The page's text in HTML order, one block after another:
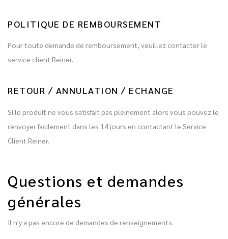
POLITIQUE DE REMBOURSEMENT
Pour toute demande de remboursement, veuillez contacter le
service client Reiner.
RETOUR / ANNULATION / ECHANGE
Si le produit ne vous satisfait pas pleinement alors vous pouvez le
renvoyer facilement dans les 14 jours en contactant le Service
Client Reiner.
Questions et demandes
générales
Il n'y a pas encore de demandes de renseignements.